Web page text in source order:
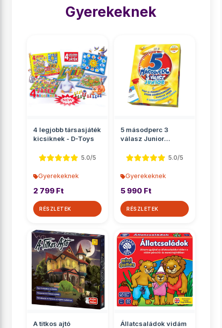
Gyerekeknek
4 legjobb társasjáték
kicsiknek - D-Toys
5.0/5
Gyerekeknek
2 799 Ft
RÉSZLETEK
5 másodperc 3
válasz Junior
5.0/5
Gyerekeknek
5 990 Ft
RÉSZLETEK
A titkos ajtó
Állatcsaládok vidám